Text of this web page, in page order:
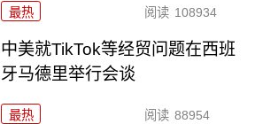
最热 阅读 108934
中美就TikTok等经贸问题在西班
牙马德里举行会谈
最热 阅读 88954